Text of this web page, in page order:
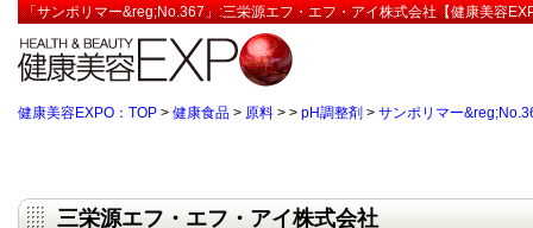
「サンポリマー&reg;No.367」:三栄源エフ・エフ・アイ株式会社【健康美容
健康美容EXPO：TOP > 健康食品 > 原料 > > pH調整剤 > サンポリマー
三栄源エフ・エフ・アイ株式会社